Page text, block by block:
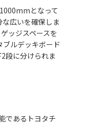
となって
な広いを確保しま
ッジスペースを
ブルデッキボード
段に分けられま
であるトヨタチ